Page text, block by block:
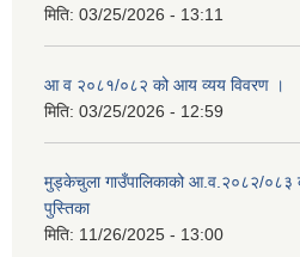
मिति: 03/25/2026 - 13:11
आ व २०८१/०८२ को आय व्यय विवरण ।
मिति: 03/25/2026 - 12:59
मुड्केचुला गाउँपालिकाको आ.व.२०८२/०८३
पुस्तिका
मिति: 11/26/2025 - 13:00